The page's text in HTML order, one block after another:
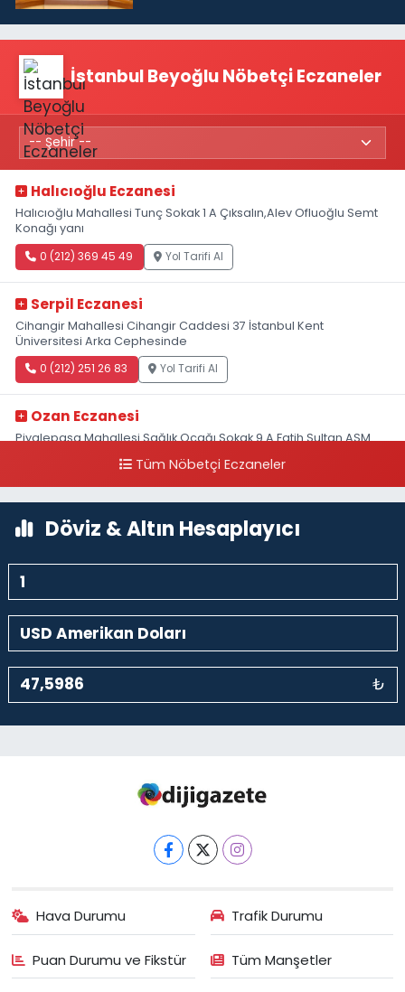
İstanbul Beyoğlu Nöbetçi Eczaneler
Halıcıoğlu Eczanesi
Halıcıoğlu Mahallesi Tunç Sokak 1 A Çıksalın,Alev Ofluoğlu Semt
Konağı yanı
0 (212) 369 45 49 Yol Tarifi Al
Serpil Eczanesi
Cihangir Mahallesi Cihangir Caddesi 37 İstanbul Kent
Üniversitesi Arka Cephesinde
0 (212) 251 26 83 Yol Tarifi Al
Ozan Eczanesi
Piyalepaşa Mahallesi Sağlık Ocağı Sokak 9 A Fatih Sultan ASM
Tüm Nöbetçi Eczaneler
Döviz & Altın Hesaplayıcı
₺
Hava Durumu Trafik Durumu
Puan Durumu ve Fikstür Tüm Manşetler